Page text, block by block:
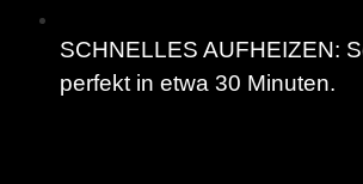
SCHNELLES AUFHEIZEN:
perfekt in etwa 30 Minuten.